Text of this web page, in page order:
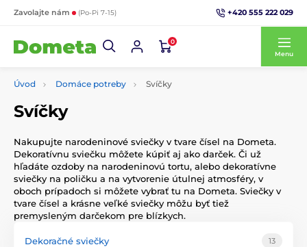
Zavolajte nám (Po-Pi 7-15) +420 555 222 029
0
Menu
Úvod Domáce potreby Svíčky
Svíčky
Nakupujte narodeninové sviečky v tvare čísel na Dometa.
Dekoratívnu sviečku môžete kúpiť aj ako darček. Či už
hľadáte ozdoby na narodeninovú tortu, alebo dekoratívne
sviečky na poličku a na vytvorenie útulnej atmosféry, v
oboch prípadoch si môžete vybrať tu na Dometa. Sviečky v
tvare čísel a krásne veľké sviečky môžu byť tiež
premysleným darčekom pre blízkych.
Dekoračné sviečky 13